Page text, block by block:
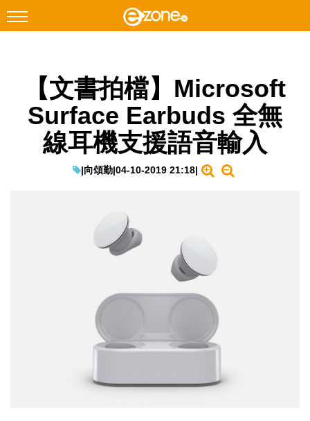
Facebook Instagram
科技焦點
網絡生活
Enterprise Digital Transformation
【文書拍檔】Microsoft
Surface Earbuds 全無
線耳機支援語音輸入
|向頌勤|04-10-2019 21:18|